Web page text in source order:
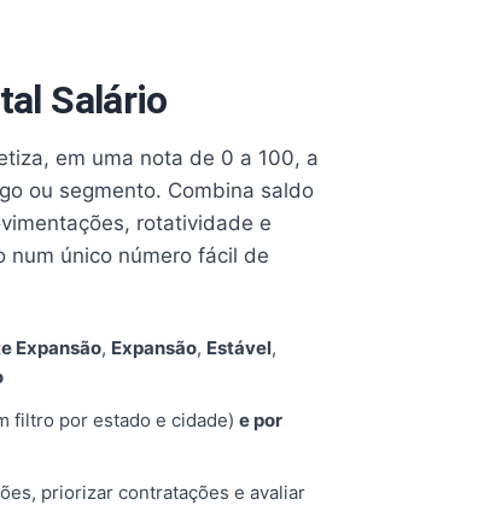
Salário
em uma nota de 0 a 100, a
ou segmento. Combina saldo
rotatividade e
único número fácil de
Expansão, Expansão, Estável,
filtro por estado e cidade) e por
priorizar contratações e avaliar